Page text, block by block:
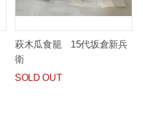
萩木瓜食籠 15代坂倉新兵
衛
SOLD OUT